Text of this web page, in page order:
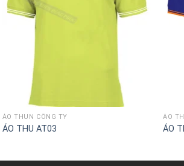
ÁO THUN CÔNG TY
ÁO THU AT03
ÁO
ÁO